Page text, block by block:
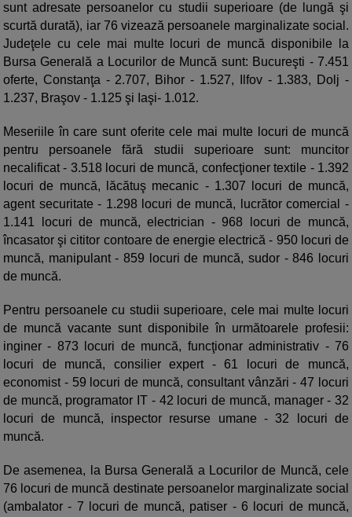
sunt adresate persoanelor cu studii superioare (de lungă şi
scurtă durată), iar 76 vizează persoanele marginalizate social.
Judeţele cu cele mai multe locuri de muncă disponibile la
Bursa Generală a Locurilor de Muncă sunt: Bucureşti - 7.451
oferte, Constanţa - 2.707, Bihor - 1.527, Ilfov - 1.383, Dolj -
1.237, Braşov - 1.125 şi Iaşi- 1.012.
Meseriile în care sunt oferite cele mai multe locuri de muncă
pentru persoanele fără studii superioare sunt: muncitor
necalificat - 3.518 locuri de muncă, confecţioner textile - 1.392
locuri de muncă, lăcătuş mecanic - 1.307 locuri de muncă,
agent securitate - 1.298 locuri de muncă, lucrător comercial -
1.141 locuri de muncă, electrician - 968 locuri de muncă,
încasator şi cititor contoare de energie electrică - 950 locuri de
muncă, manipulant - 859 locuri de muncă, sudor - 846 locuri
de muncă.
Pentru persoanele cu studii superioare, cele mai multe locuri
de muncă vacante sunt disponibile în următoarele profesii:
inginer - 873 locuri de muncă, funcţionar administrativ - 76
locuri de muncă, consilier expert - 61 locuri de muncă,
economist - 59 locuri de muncă, consultant vânzări - 47 locuri
de muncă, programator IT - 42 locuri de muncă, manager - 32
locuri de muncă, inspector resurse umane - 32 locuri de
muncă.
De asemenea, la Bursa Generală a Locurilor de Muncă, cele
76 locuri de muncă destinate persoanelor marginalizate social
(ambalator - 7 locuri de muncă, patiser - 6 locuri de muncă,